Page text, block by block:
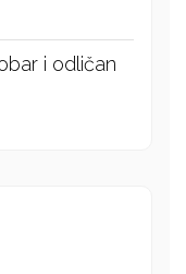
i odličan